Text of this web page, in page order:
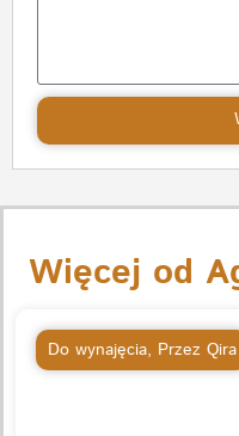
Więcej od
Do wynajęcia, Przez Qira